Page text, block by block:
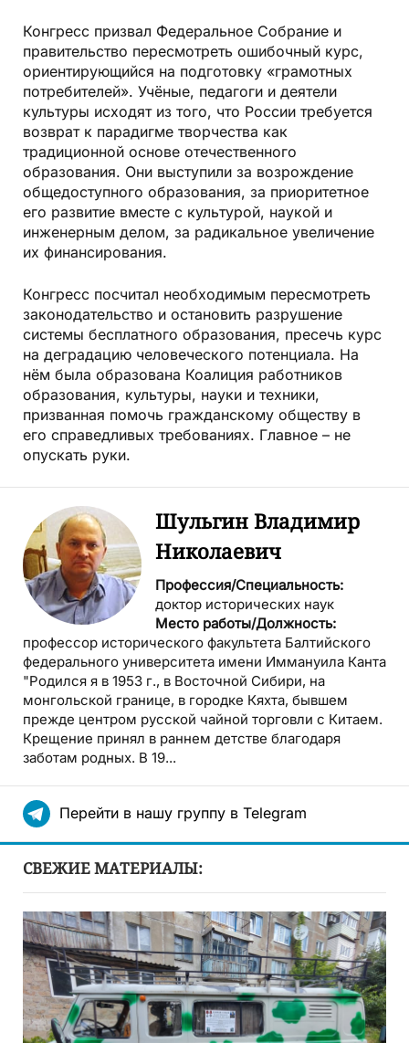
Конгресс призвал Федеральное Собрание и
правительство пересмотреть ошибочный курс,
ориентирующийся на подготовку «грамотных
потребителей». Учёные, педагоги и деятели
культуры исходят из того, что России требуется
возврат к парадигме творчества как
традиционной основе отечественного
образования. Они выступили за возрождение
общедоступного образования, за приоритетное
его развитие вместе с культурой, наукой и
инженерным делом, за радикальное увеличение
их финансирования.
Конгресс посчитал необходимым пересмотреть
законодательство и остановить разрушение
системы бесплатного образования, пресечь курс
на деградацию человеческого потенциала. На
нём была образована Коалиция работников
образования, культуры, науки и техники,
призванная помочь гражданскому обществу в
его справедливых требованиях. Главное – не
опускать руки.
Шульгин Владимир
Николаевич
Профессия/Специальность:
доктор исторических наук
Место работы/Должность:
профессор исторического факультета Балтийского
федерального университета имени Иммануила Канта
"Родился я в 1953 г., в Восточной Сибири, на
монгольской границе, в городке Кяхта, бывшем
прежде центром русской чайной торговли с Китаем.
Крещение принял в раннем детстве благодаря
заботам родных. В 19...
Перейти в нашу группу в Telegram
СВЕЖИЕ МАТЕРИАЛЫ: